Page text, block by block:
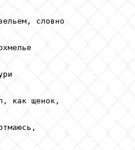
словно
как щенок,